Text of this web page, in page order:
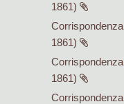
1861)
Corrispondenza
1861)
Corrispondenza
1861)
Corrispondenza